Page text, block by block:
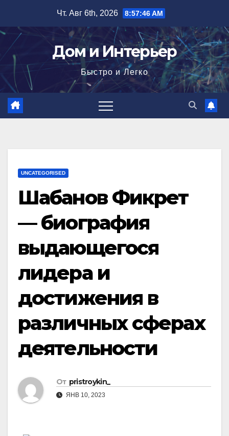
содержимому
Чт. Авг 6th, 2026 8:57:47 AM
Дом и Интерьер
Быстро и Легко
UNCATEGORISED
Шабанов Фикрет
— биография
выдающегося
лидера и
достижения в
различных сферах
деятельности
От pristroykin_
ЯНВ 10, 2023